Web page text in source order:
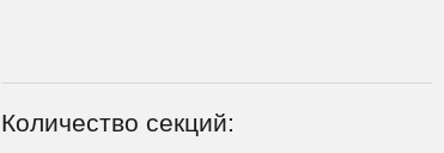
Количество секций: